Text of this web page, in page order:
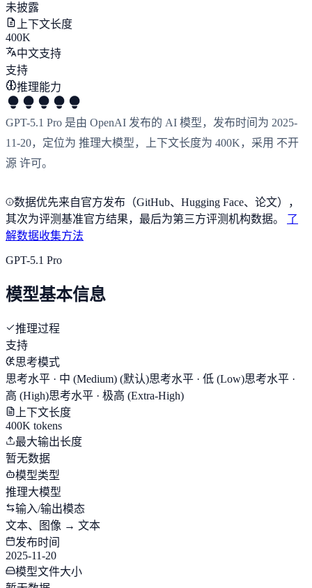
未披露
上下文长度
400K
中文支持
支持
推理能力
GPT-5.1 Pro 是由 OpenAI 发布的 AI 模型，发布时间为 2025-
11-20，定位为 推理大模型，上下文长度为 400K，采用 不开
源 许可。
数据优先来自官方发布（GitHub、Hugging Face、论文），
其次为评测基准官方结果，最后为第三方评测机构数据。
了
解数据收集方法
GPT-5.1 Pro
模型基本信息
推理过程
支持
思考模式
思考水平 · 中 (Medium) (默认)思考水平 · 低 (Low)思考水平 ·
高 (High)思考水平 · 极高 (Extra-High)
上下文长度
400K tokens
最大输出长度
暂无数据
模型类型
推理大模型
输入/输出模态
文本、图像 → 文本
发布时间
2025-11-20
模型文件大小